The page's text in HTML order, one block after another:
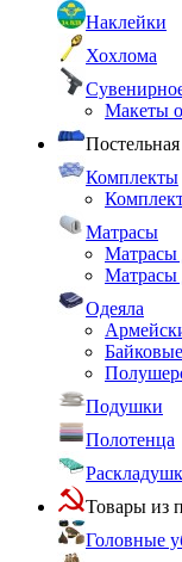
Наклейки
Хохлома
Макеты
Комплекты
Матрасы
Матрасы
Матрасы
Одеяла
Подушки
Полотенца
Товары из
Головные